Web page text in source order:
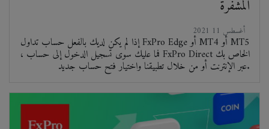
المشفرة
إذا لم يكن لديك بالفعل حساب تداول FxPro Edge أو MT4 أو MT5
، فما عليك سوى تسجيل الدخول إلى حساب FxPro Direct الخاص بك
عبر الإنترنت أو من خلال تطبيقنا واختيار فتح حساب جديد.